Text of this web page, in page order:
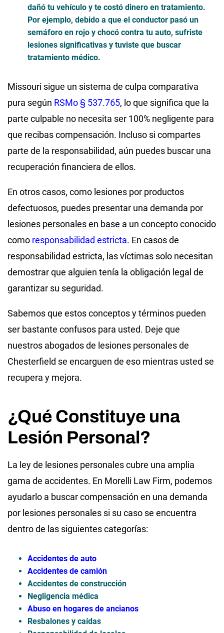
dañó tu vehículo y te costó dinero en tratamiento.
Por ejemplo, debido a que el conductor pasó un
semáforo en rojo y chocó contra tu auto, sufriste
lesiones significativas y tuviste que buscar
tratamiento médico.
Missouri sigue un sistema de culpa comparativa
pura según RSMo § 537.765, lo que significa que la
parte culpable no necesita ser 100% negligente para
que recibas compensación. Incluso si compartes
parte de la responsabilidad, aún puedes buscar una
recuperación financiera de ellos.
En otros casos, como lesiones por productos
defectuosos, puedes presentar una demanda por
lesiones personales en base a un concepto conocido
como responsabilidad estricta. En casos de
responsabilidad estricta, las víctimas solo necesitan
demostrar que alguien tenía la obligación legal de
garantizar su seguridad.
Sabemos que estos conceptos y términos pueden
ser bastante confusos para usted. Deje que
nuestros abogados de lesiones personales de
Chesterfield se encarguen de eso mientras usted se
recupera y mejora.
¿Qué Constituye una
Lesión Personal?
La ley de lesiones personales cubre una amplia
gama de accidentes. En Morelli Law Firm, podemos
ayudarlo a buscar compensación en una demanda
por lesiones personales si su caso se encuentra
dentro de las siguientes categorías:
Accidentes de auto
Accidentes de camión
Accidentes de construcción
Negligencia médica
Abuso en hogares de ancianos
Resbalones y caídas